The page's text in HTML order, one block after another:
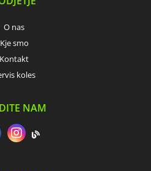
O nas
Kje smo
Kontakt
koles
NAM